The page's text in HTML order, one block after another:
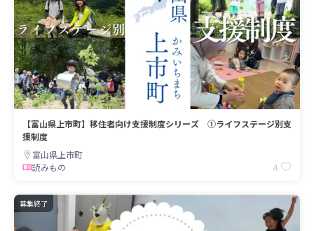
【富山県上市町】移住者向け支援制度シリーズ ①ライフステージ別支
援制度
富山県上市町
読みもの
4
募集終了